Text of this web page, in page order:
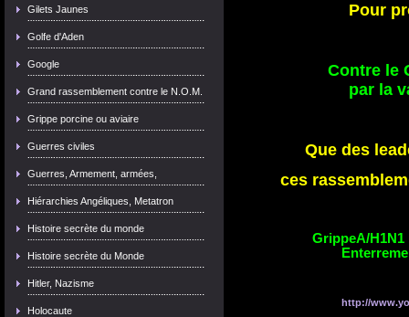
Gilets Jaunes
Golfe d'Aden
Google
Grand rassemblement contre le N.O.M.
Grippe porcine ou aviaire
Guerres civiles
Guerres, Armement, armées,
Hiérarchies Angéliques, Metatron
Histoire secrète du monde
Histoire secrète du Monde
Hitler, Nazisme
Holocaute
Pour
Contre le
par la
Que des
ces
GrippeA/H1N1
http://